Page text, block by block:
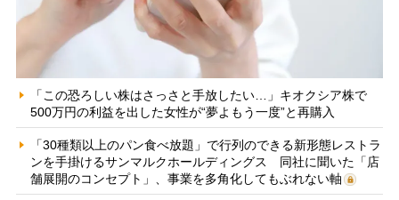
「この恐ろしい株はさっさと手放したい…」キオクシア株で
500万円の利益を出した女性が“夢よもう一度”と再購入
「30種類以上のパン食べ放題」で行列のできる新形態レストラ
ンを手掛けるサンマルクホールディングス 同社に聞いた「店
舗展開のコンセプト」、事業を多角化してもぶれない軸